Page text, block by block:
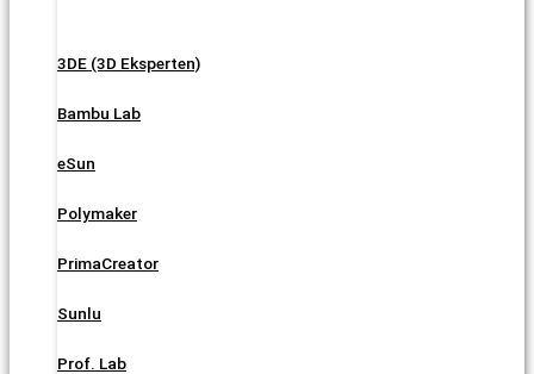
3DE (3D Eksperten)
Bambu Lab
eSun
Polymaker
PrimaCreator
Sunlu
Prof. Lab